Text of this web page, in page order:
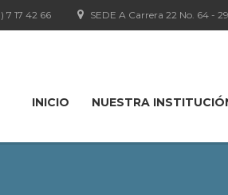
SEDE A Carrera 22 No. 64 -
7 17 42 66
INICIO NUESTRA